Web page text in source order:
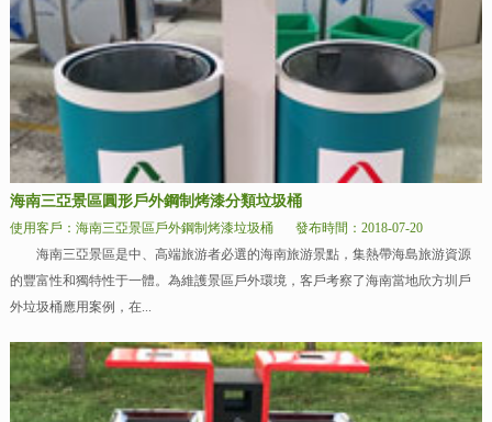
海南三亞景區圓形戶外鋼制烤漆分類垃圾桶
使用客戶：海南三亞景區戶外鋼制烤漆垃圾桶
發布時間：2018-07-20
海南三亞景區是中、高端旅游者必選的海南旅游景點，集熱帶海島旅游資源
的豐富性和獨特性于一體。為維護景區戶外環境，客戶考察了海南當地欣方圳戶
外垃圾桶應用案例，在...